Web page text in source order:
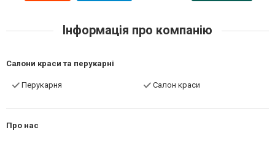
Інформація про компанію
Салони краси та перукарні
Перукарня Салон краси
Про нас